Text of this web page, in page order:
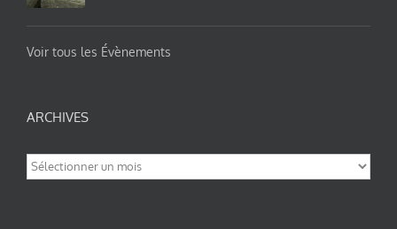
Voir tous les Évènements
ARCHIVES
Archives